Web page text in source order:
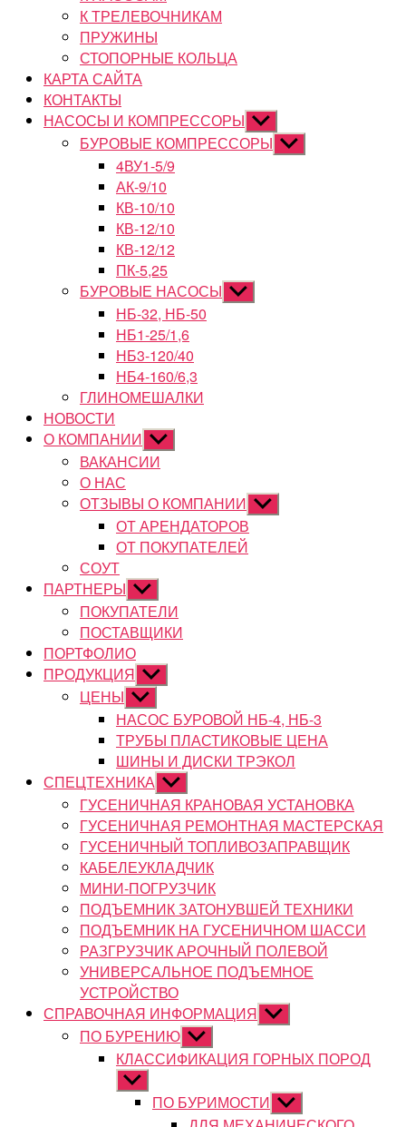
К ТРЕЛЕВОЧНИКАМ
ПРУЖИНЫ
СТОПОРНЫЕ КОЛЬЦА
КАРТА САЙТА
КОНТАКТЫ
НАСОСЫ И КОМПРЕССОРЫ Показывать
подменю
БУРОВЫЕ КОМПРЕССОРЫ Показывать
подменю
4ВУ1-5/9
АК-9/10
КВ-10/10
КВ-12/10
КВ-12/12
ПК-5,25
БУРОВЫЕ НАСОСЫ Показывать
подменю
НБ-32, НБ-50
НБ1-25/1,6
НБ3-120/40
НБ4-160/6,3
ГЛИНОМЕШАЛКИ
НОВОСТИ
О КОМПАНИИ Показывать
подменю
ВАКАНСИИ
О НАС
ОТЗЫВЫ О КОМПАНИИ Показывать
подменю
ОТ АРЕНДАТОРОВ
ОТ ПОКУПАТЕЛЕЙ
СОУТ
ПАРТНЕРЫ Показывать
подменю
ПОКУПАТЕЛИ
ПОСТАВЩИКИ
ПОРТФОЛИО
ПРОДУКЦИЯ Показывать
подменю
ЦЕНЫ Показывать
подменю
НАСОС БУРОВОЙ НБ-4, НБ-3
ТРУБЫ ПЛАСТИКОВЫЕ ЦЕНА
ШИНЫ И ДИСКИ ТРЭКОЛ
СПЕЦТЕХНИКА Показывать
подменю
ГУСЕНИЧНАЯ КРАНОВАЯ УСТАНОВКА
ГУСЕНИЧНАЯ РЕМОНТНАЯ МАСТЕРСКАЯ
ГУСЕНИЧНЫЙ ТОПЛИВОЗАПРАВЩИК
КАБЕЛЕУКЛАДЧИК
МИНИ-ПОГРУЗЧИК
ПОДЪЕМНИК ЗАТОНУВШЕЙ ТЕХНИКИ
ПОДЪЕМНИК НА ГУСЕНИЧНОМ ШАССИ
РАЗГРУЗЧИК АРОЧНЫЙ ПОЛЕВОЙ
УНИВЕРСАЛЬНОЕ ПОДЪЕМНОЕ
УСТРОЙСТВО
СПРАВОЧНАЯ ИНФОРМАЦИЯ Показывать
подменю
ПО БУРЕНИЮ Показывать
подменю
КЛАССИФИКАЦИЯ ГОРНЫХ ПОРОД
Показывать
подменюПО БУРИМОСТИ Показывать
подменю